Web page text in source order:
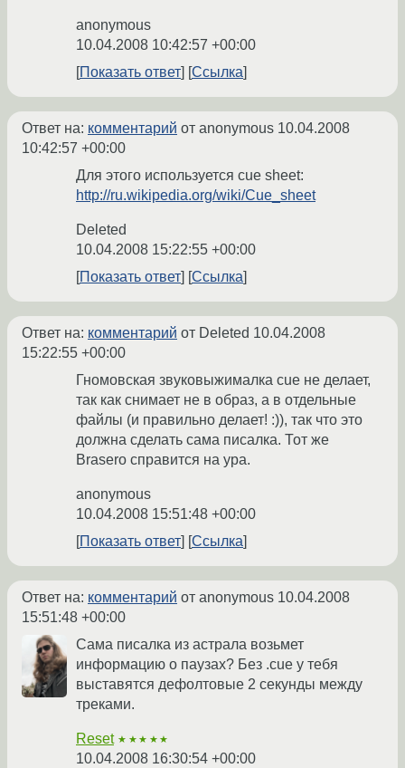
anonymous
10.04.2008 10:42:57 +00:00
Показать ответ
Ссылка
Ответ на: комментарий от anonymous 10.04.2008
10:42:57 +00:00
Для этого используется cue sheet:
http://ru.wikipedia.org/wiki/Cue_sheet
Deleted
10.04.2008 15:22:55 +00:00
Показать ответ
Ссылка
Ответ на: комментарий от Deleted 10.04.2008
15:22:55 +00:00
Гномовская звуковыжималка cue не делает,
так как снимает не в образ, а в отдельные
файлы (и правильно делает! :)), так что это
должна сделать сама писалка. Тот же
Brasero справится на ура.
anonymous
10.04.2008 15:51:48 +00:00
Показать ответ
Ссылка
Ответ на: комментарий от anonymous 10.04.2008
15:51:48 +00:00
Сама писалка из астрала возьмет
информацию о паузах? Без .cue у тебя
выставятся дефолтовые 2 секунды между
треками.
Reset ★★★★★
10.04.2008 16:30:54 +00:00